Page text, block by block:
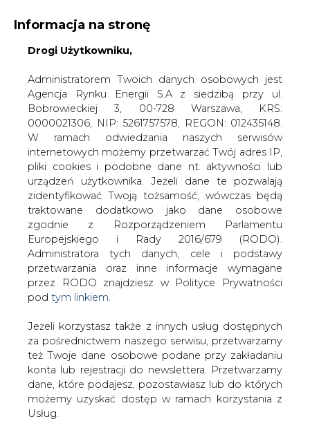
KONTAKT:
WIELKOŚĆ TEKSTU A A
ZALOGUJ SIĘ
WŁĄCZ CIRE.TV
Informacja na stronę
Drogi Użytkowniku,
Administratorem Twoich danych osobowych jest
Agencja Rynku Energii S.A z siedzibą przy ul.
Bobrowieckiej 3, 00-728 Warszawa, KRS:
0000021306, NIP: 5261757578, REGON: 012435148.
W ramach odwiedzania naszych serwisów
internetowych możemy przetwarzać Twój adres IP,
pliki cookies i podobne dane nt. aktywności lub
urządzeń użytkownika. Jeżeli dane te pozwalają
zidentyfikować Twoją tożsamość, wówczas będą
traktowane dodatkowo jako dane osobowe
zgodnie z Rozporządzeniem Parlamentu
Europejskiego i Rady 2016/679 (RODO).
Administratora tych danych, cele i podstawy
przetwarzania oraz inne informacje wymagane
przez RODO znajdziesz w Polityce Prywatności
pod tym linkiem.
Jeżeli korzystasz także z innych usług dostępnych
za pośrednictwem naszego serwisu, przetwarzamy
też Twoje dane osobowe podane przy zakładaniu
konta lub rejestracji do newslettera. Przetwarzamy
dane, które podajesz, pozostawiasz lub do których
możemy uzyskać dostęp w ramach korzystania z
Usług.
Strona główna / SERWIS INFORMACYJNY CIRE
URE zwalnia producentów energii
2001-06-29 00:00